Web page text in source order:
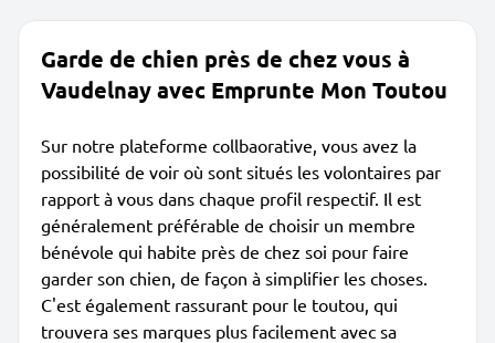
Garde de chien près de chez vous à
Vaudelnay avec Emprunte Mon Toutou
Sur notre plateforme collbaorative, vous avez la
possibilité de voir où sont situés les volontaires par
rapport à vous dans chaque profil respectif. Il est
généralement préférable de choisir un membre
bénévole qui habite près de chez soi pour faire
garder son chien, de façon à simplifier les choses.
C'est également rassurant pour le toutou, qui
trouvera ses marques plus facilement avec sa